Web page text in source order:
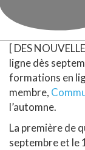
[ DES
ligne dès
formations en
membre,
l’automne.
La première de
septembre et le